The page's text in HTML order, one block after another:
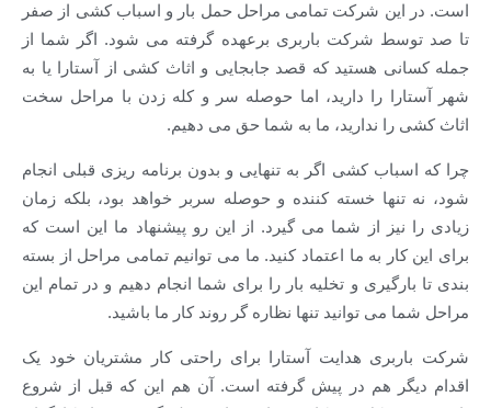
است. در این شرکت تمامی مراحل حمل بار و اسباب کشی از صفر
تا صد توسط شرکت باربری برعهده گرفته می شود. اگر شما از
جمله کسانی هستید که قصد جابجایی و اثاث کشی از آستارا یا به
شهر آستارا را دارید، اما حوصله سر و کله زدن با مراحل سخت
اثاث کشی را ندارید، ما به شما حق می دهیم.
چرا که اسباب کشی اگر به تنهایی و بدون برنامه ریزی قبلی انجام
شود، نه تنها خسته کننده و حوصله سربر خواهد بود، بلکه زمان
زیادی را نیز از شما می گیرد. از این رو پیشنهاد ما این است که
برای این کار به ما اعتماد کنید. ما می توانیم تمامی مراحل از بسته
بندی تا بارگیری و تخلیه بار را برای شما انجام دهیم و در تمام این
مراحل شما می توانید تنها نظاره گر روند کار ما باشید.
شرکت باربری هدایت آستارا برای راحتی کار مشتریان خود یک
اقدام دیگر هم در پیش گرفته است. آن هم این که قبل از شروع